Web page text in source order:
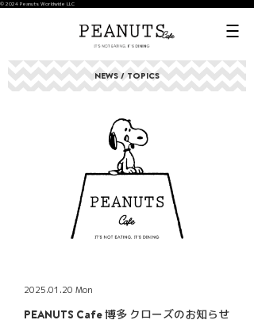
© 2024 Peanuts Worldwide LLC
NEWS / TOPICS
2025.01.20 Mon
PEANUTS Cafe 博多 クローズのお知らせ